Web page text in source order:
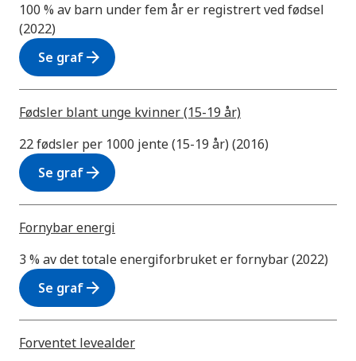
100 % av barn under fem år er registrert ved fødsel
(2022)
Se grafarrow_forward
Fødsler blant unge kvinner (15-19 år)
22 fødsler per 1000 jente (15-19 år) (2016)
Se grafarrow_forward
Fornybar energi
3 % av det totale energiforbruket er fornybar (2022)
Se grafarrow_forward
Forventet levealder